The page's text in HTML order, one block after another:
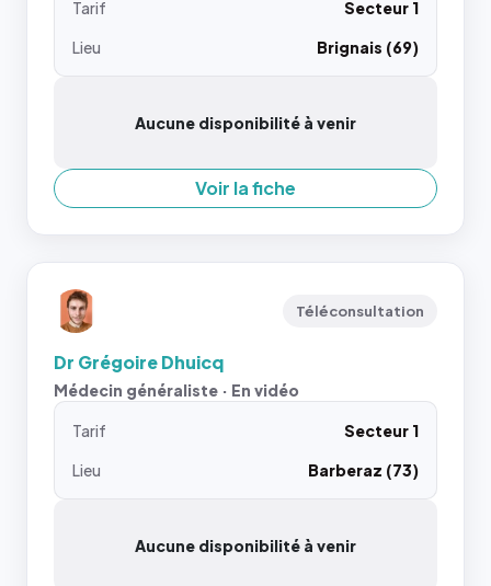
Tarif
Secteur 1
Lieu
Brignais (69)
Aucune disponibilité à venir
Voir la fiche
Téléconsultation
Dr Grégoire Dhuicq
Médecin généraliste · En vidéo
Tarif
Secteur 1
Lieu
Barberaz (73)
Aucune disponibilité à venir